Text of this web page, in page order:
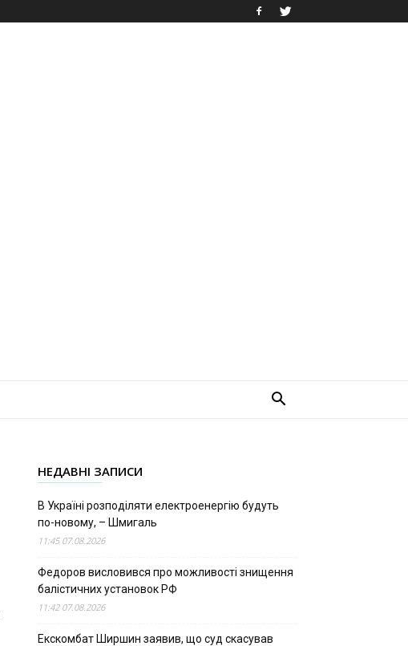
НЕДАВНІ ЗАПИСИ
В Україні розподіляти електроенергію будуть
по-новому, – Шмигаль
11:45 07.08.2026
Федоров висловився про можливості знищення
балістичних установок РФ
11:42 07.08.2026
Екскомбат Ширшин заявив, що суд скасував